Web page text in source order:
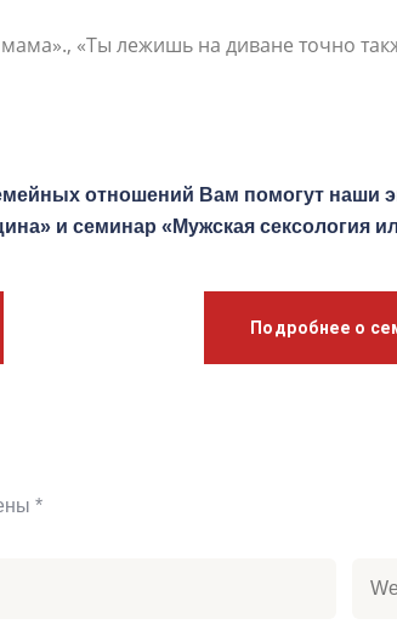
«Ты лежишь на диване точно
отношений Вам помогут наши
и семинар «Мужская сексология
Подробнее о
*